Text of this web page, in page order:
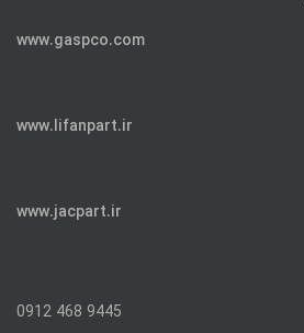
www.gaspco.com
www.lifanpart.ir
www.jacpart.ir
9445 468 0912